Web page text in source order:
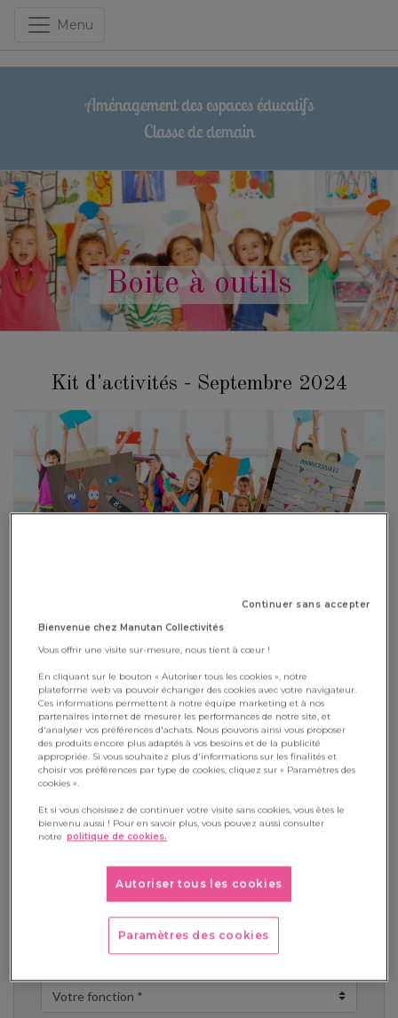
Menu
Aménagement des espaces éducatifs
Classe de demain
Boite à outils
Kit d'activités - Septembre 2024
"TIC TAC ⏱ c’est déjà la rentrée ! Nous sommes très heureux
d'être à vos côtés tout au long de cette nouvelle année
scolaire ! Avec notre kit « Spécial rentrée » nous vous aidons à
aborder cette nouvelle année sereinement. C'est l'occasion
de préparer les premières activités à faire en classe !"
Téléchargement
Continuer sans accepter
Bienvenue chez Manutan Collectivités
Vous offrir une visite sur-mesure, nous tient à cœur !
En cliquant sur le bouton « Autoriser tous les cookies », notre
plateforme web va pouvoir échanger des cookies avec votre navigateur.
Ces informations permettent à notre équipe marketing et à nos
partenaires internet de mesurer les performances de notre site, et
d'analyser vos préférences d'achats. Nous pouvons ainsi vous proposer
des produits encore plus adaptés à vos besoins et de la publicité
appropriée. Si vous souhaitez plus d'informations sur les finalités et
choisir vos préférences par type de cookies, cliquez sur « Paramètres des
cookies ».
Et si vous choisissez de continuer votre visite sans cookies, vous êtes le
bienvenu aussi ! Pour en savoir plus, vous pouvez aussi consulter
notre politique de cookies.
Autoriser tous les cookies
Paramètres des cookies